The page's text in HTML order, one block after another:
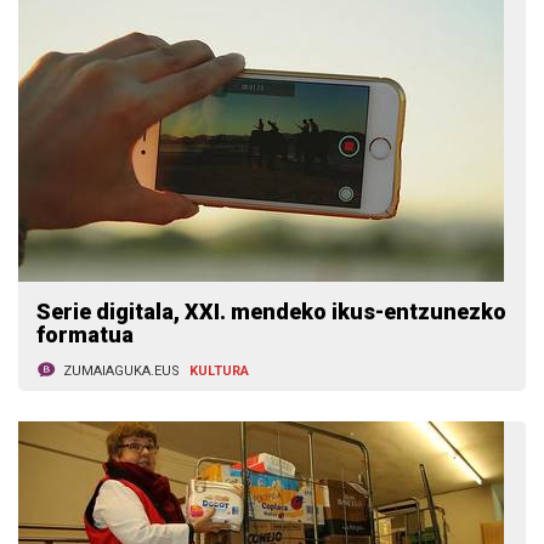
Serie digitala, XXI. mendeko ikus-entzunezko
formatua
ZUMAIAGUKA.EUS KULTURA